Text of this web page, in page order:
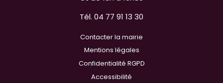
Tél. 04 77 91 13 30
Contacter la mairie
Mentions légales
Confidentialité RGPD
Accessibilité